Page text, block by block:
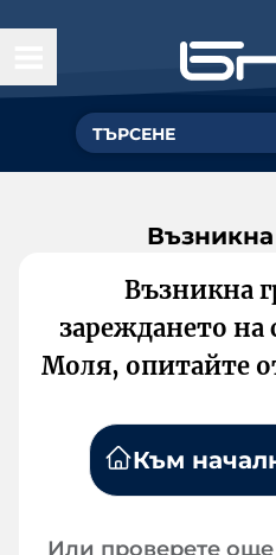
Възникна
зареждането
Моля, опитайте
Към
Или проверете